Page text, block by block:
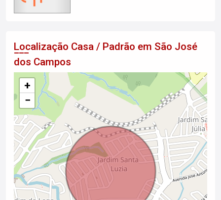
Localização Casa / Padrão em São José
dos Campos
+
−